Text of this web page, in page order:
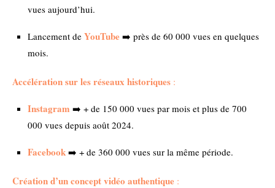
vues aujourd’hui.
Lancement de YouTube ➡️ près de 60 000 vues en quelques
mois.
Accélération sur les réseaux historiques :
Instagram ➡️ + de 150 000 vues par mois et plus de 700
000 vues depuis août 2024.
Facebook ➡️ + de 360 000 vues sur la même période.
Création d’un concept vidéo authentique :